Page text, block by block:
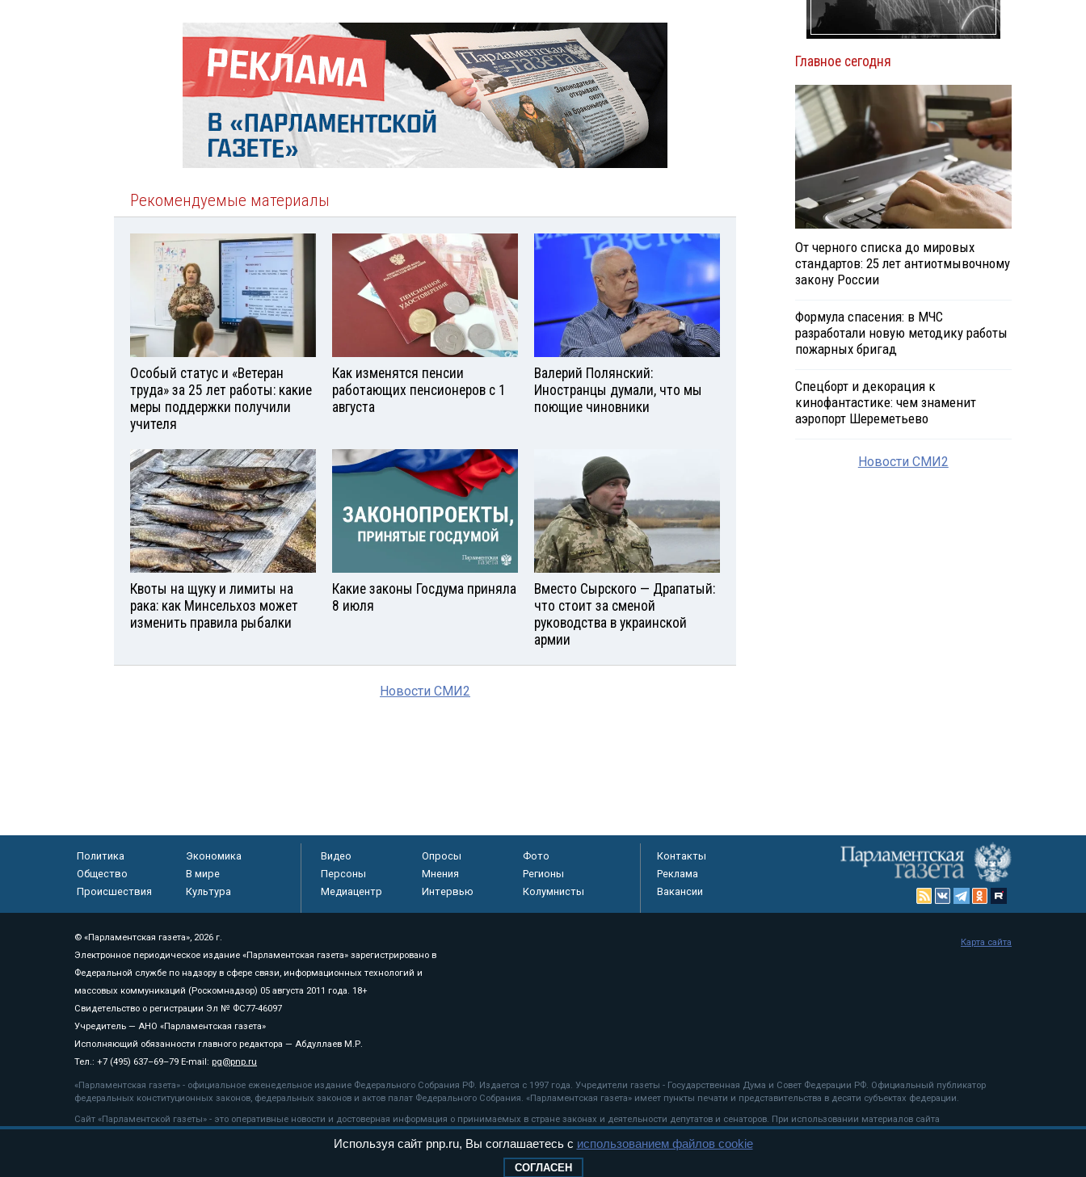
Рекомендуемые материалы
Особый статус и «Ветеран
труда» за 25 лет работы: какие
меры поддержки получили
учителя
Как изменятся пенсии
работающих пенсионеров с 1
августа
Валерий Полянский:
Иностранцы думали, что мы
поющие чиновники
Квоты на щуку и лимиты на
рака: как Минсельхоз может
изменить правила рыбалки
Какие законы Госдума приняла
8 июля
Вместо Сырского — Драпатый:
что стоит за сменой
руководства в украинской
армии
Новости СМИ2
Главное сегодня
От черного списка до мировых
стандартов: 25 лет антиотмывочному
закону России
Формула спасения: в МЧС
разработали новую методику работы
пожарных бригад
Спецборт и декорация к
кинофантастике: чем знаменит
аэропорт Шереметьево
Новости СМИ2
Политика
Экономика
Общество
В мире
Происшествия
Культура
Видео Опросы
Фото
Персоны
Мнения
Регионы
Медиацентр
Интервью Колумнисты
Контакты
Реклама
Вакансии
© «Парламентская газета», 2026 г.
Электронное периодическое издание «Парламентская газета» зарегистрировано в
Федеральной службе по надзору в сфере связи, информационных технологий и
массовых коммуникаций (Роскомнадзор) 05 августа 2011 года. 18+
Свидетельство о регистрации Эл № ФС77-46097
Учредитель — АНО «Парламентская газета»
Исполняющий обязанности главного редактора — Абдуллаев М.Р.
Тел.: +7 (495) 637–69–79 E-mail: pg@pnp.ru
«Парламентская газета» - официальное еженедельное издание Федерального Собрания РФ. Издается с 1997 года. Учредители газеты - Государственная Дума и Совет Федерации РФ. Официальный публикатор
федеральных конституционных законов, федеральных законов и актов палат Федерального Собрания. «Парламентская газета» имеет пункты печати и представительства в десяти субъектах федерации.
Сайт «Парламентской газеты» - это оперативные новости и достоверная информация о принимаемых в стране законах и деятельности депутатов и сенаторов. При использовании материалов сайта
«Парламентской газеты» активная ссылка на pnp.ru обязательна.
рекомендательные технологии
Карта сайта
Используя сайт pnp.ru, Вы соглашаетесь с использованием файлов cookie
СОГЛАСЕН